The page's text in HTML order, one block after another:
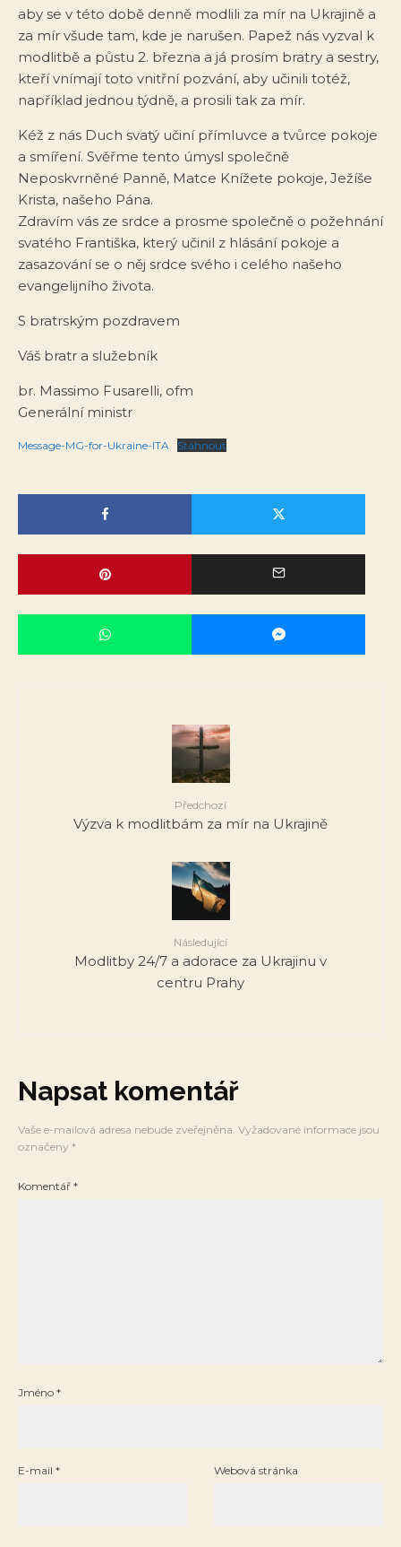
aby se v této době denně modlili za mír na Ukrajině a
za mír všude tam, kde je narušen. Papež nás vyzval k
modlitbě a půstu 2. března a já prosím bratry a sestry,
kteří vnímají toto vnitřní pozvání, aby učinili totéž,
například jednou týdně, a prosili tak za mír.
Kéž z nás Duch svatý učiní přímluvce a tvůrce pokoje
a smíření. Svěřme tento úmysl společně
Neposkvrněné Panně, Matce Knížete pokoje, Ježíše
Krista, našeho Pána.
Zdravím vás ze srdce a prosme společně o požehnání
svatého Františka, který učinil z hlásání pokoje a
zasazování se o něj srdce svého i celého našeho
evangelijního života.
S bratrským pozdravem
Váš bratr a služebník
br. Massimo Fusarelli, ofm
Generální ministr
Message-MG-for-Ukraine-ITA Stáhnout
Předchozí
Výzva k modlitbám za mír na Ukrajině
Následující
Modlitby 24/7 a adorace za Ukrajinu v
centru Prahy
Napsat komentář
Vaše e-mailová adresa nebude zveřejněna. Vyžadované informace jsou
označeny *
Komentář *
Jméno *
E-mail * Webová stránka